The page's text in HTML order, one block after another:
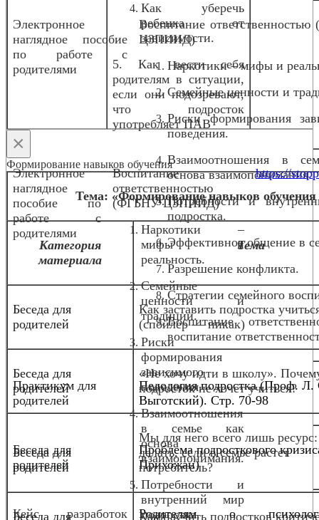
Электронное
наглядное пособие
по работе с
родителями
Воспитание
ЦЗПИИД)
Наркотики – мифы и
Семейные ценности и
Риски формирования
поведения.
Взаимоотношения в
основа взаимопонимания.
Потребности и
подростка.
Эффективное общение в
Разрешение конфликта.
Стратегии семейного
Воспитание
воспитание
Практикум для
родителей
Педология подростка (Проф. Л.
Выготский). Стр. 70-98
Беседа для
родителей
Проблема подросткового
Прихожан)
Кейс разработок
Родителям о
Как уберечь
ребенка от
зависимости.
5. Как вести себя
родителям в ситуации,
если они подозревают,
что подросток
употребляет ПАВ
Электронное
наглядное
пособие по
работе с
родителями
Воспитание
ответственностью
(ФГБНУ ЦЗПИИД)
Наркотики –
мифы и
реальность.
Семейные
ценности и
традиции.
Риски
формирования
зависимого
поведения.
Взаимоотношения
в семье как
основа
взаимопонимания.
Потребности и
внутренний мир
подростка.
https://
×
Формирование навыков обучения
Тема: «Формирование навыков
Категория
материала
Тема
Беседа для
родителей
Как заставить подростка
(спойлер — никак)
Беседа для
родителей
«Не хочу идти в школу».
подросток не хочет учиться?
Беседа для
родителей
Мы для него всего лишь
делать, если в семье растет
потребитель?
Беседа для
Как научить подростков